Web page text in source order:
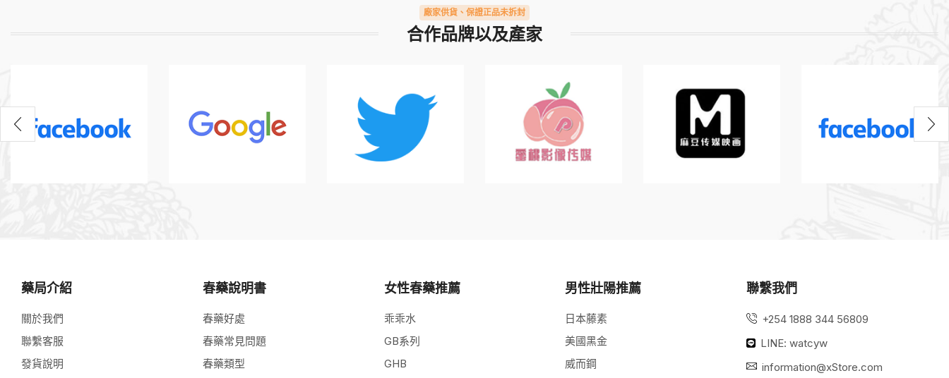
廠家供貨、保證正品未拆封
合作品牌以及產家
藥局介紹
關於我們
聯繫客服
發貨說明
春藥說明書
春藥好處
春藥常見問題
春藥類型
女性春藥推薦
乖乖水
GB系列
GHB
男性壯陽推薦
日本藤素
美國黑金
威而鋼
聯繫我們
+254 1888 344 56809
LINE: watcyw
information@xStore.com